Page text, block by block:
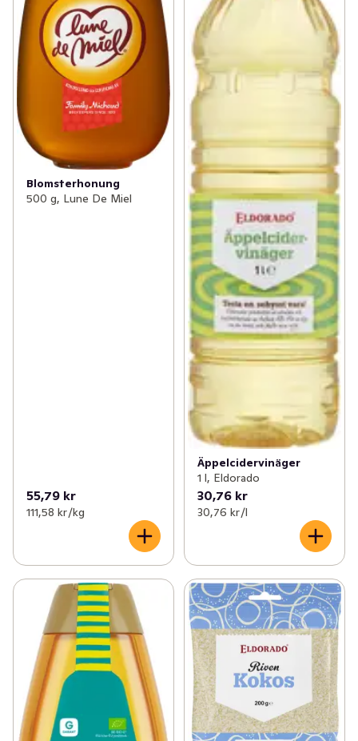
Blomsterhonung
500 g, Lune De Miel
55,79 kr
111,58 kr /kg
Äppelcidervinäger
1 l, Eldorado
30,76 kr
30,76 kr /l